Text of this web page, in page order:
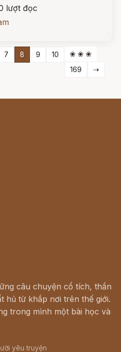
lượt đọc
7 8 9 10
❀ ❀ ❀
169
⇢
câu chuyện cổ tích, thần
hủ từ khắp nơi trên thế giới.
trong mình một bài học và
yêu truyện